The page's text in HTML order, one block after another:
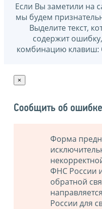
Если Вы заметили на
мы будем
Выделите текст,
содержит
комбинацию клавиш:
×
Сообщить об ошибке
Форма
ФНС России
обратной
России для